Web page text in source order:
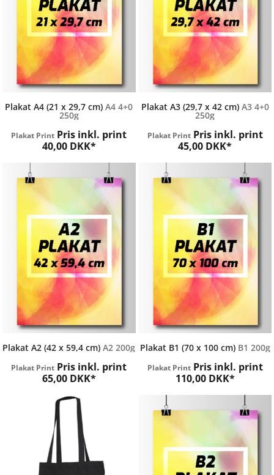
Nemprint
Plakat A4 (21 x 29,7 cm) A4 4+0
250g
Plakat Print Pris inkl. print
40,00 DKK*
Nemprint
Plakat A3 (29,7 x 42 cm) A3 4+0
250g
Plakat PrintPris inkl. print
45,00 DKK*
Nemprint
Plakat A2 (42 x 59,4 cm) A2 200g
Plakat Print Pris inkl. print
65,00 DKK*
Nemprint
Plakat B1 (70 x 100 cm) B1 200g
Plakat PrintPris inkl. print
110,00 DKK*